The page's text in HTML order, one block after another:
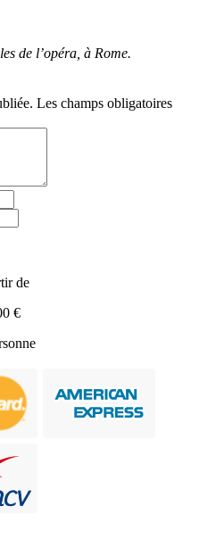
de l’opéra, à Rome.
Les champs obligatoires
de
€